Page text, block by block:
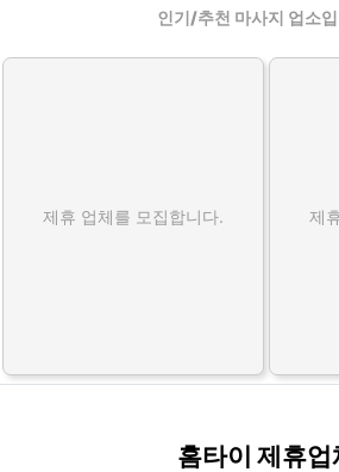
인기/추천 마사지 업소
제휴 업체를 모집합니다. 제
홈타이 제휴업